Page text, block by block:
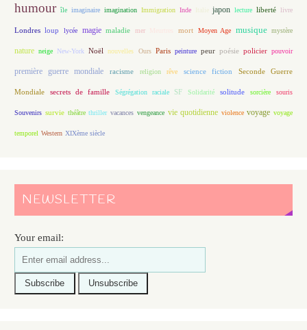
humour île imaginaire imagination Immigration Inde Italie japon lecture liberté livre
Londres loup lycée magie maladie mer mort Moyen Age musique mystère
nature neige New-York Noël nouvelles Ours Paris peinture peur poésie policier pouvoir
première guerre mondiale racisme religion rêve science fiction Seconde Guerre
Mondiale secrets de famille Ségrégation raciale SF Solidarité solitude sorcière souris
Souvenirs survie théâtre thriller vacances vengeance vie quotidienne violence voyage voyage
temporel Western XIXème siècle
NEWSLETTER
Your email: